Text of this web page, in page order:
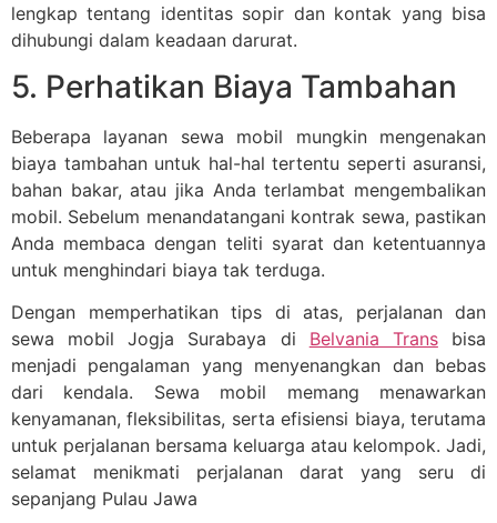
lengkap tentang identitas sopir dan kontak yang bisa
dihubungi dalam keadaan darurat.
5. Perhatikan Biaya Tambahan
Beberapa layanan sewa mobil mungkin mengenakan
biaya tambahan untuk hal-hal tertentu seperti asuransi,
bahan bakar, atau jika Anda terlambat mengembalikan
mobil. Sebelum menandatangani kontrak sewa, pastikan
Anda membaca dengan teliti syarat dan ketentuannya
untuk menghindari biaya tak terduga.
Dengan memperhatikan tips di atas, perjalanan dan
sewa mobil Jogja Surabaya di Belvania Transbisa
menjadi pengalaman yang menyenangkan dan bebas
dari kendala. Sewa mobil memang menawarkan
kenyamanan, fleksibilitas, serta efisiensi biaya, terutama
untuk perjalanan bersama keluarga atau kelompok. Jadi,
selamat menikmati perjalanan darat yang seru di
sepanjang Pulau Jawa